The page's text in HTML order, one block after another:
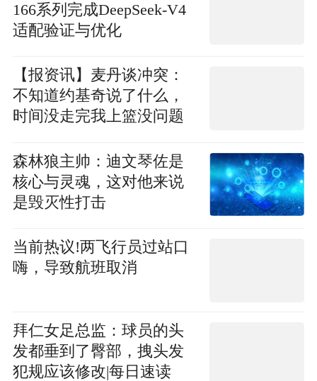
166系列完成DeepSeek-V4
适配验证与优化
【报资讯】麦丹谈冲突：
不知道约基奇说了什么，
时间没走完我上篮没问题
森林狼主帅：迪文琴佐是
核心与灵魂，这对他来说
是毁灭性打击
当前热议!两飞行员过站口
嗨，导致航班取消
拜仁女足总监：球员的头
发都垂到了臀部，拽头发
犯规应该修改|每日速读